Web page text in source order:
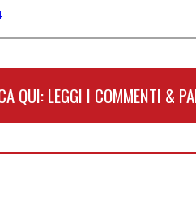
QUI: LEGGI I COMMENTI &